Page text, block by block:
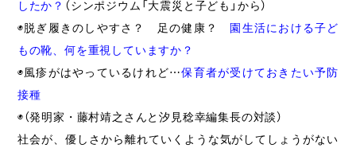
したか？ （シンポジウム「大震災と子ども」から）
◉脱ぎ履きのしやすさ？ 足の健康？
園生活における子ど
もの靴、何を重視していますか？
◉風疹がはやっているけれど⋯保育者が受けておきたい予防
接種
◉（発明家・藤村靖之さんと汐見稔幸編集長の対談）
社会が、優しさから離れていくような気がしてしょうがない